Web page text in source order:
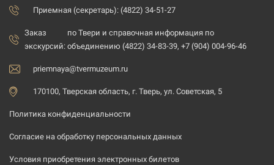
Приемная (секретарь): (4822) 34-51-27
Заказ
экскурсий:
по Твери и справочная информация по
объединению (4822) 34-83-39, +7 (904) 004-96-46
priemnaya@tvermuzeum.ru
170100, Тверская область, г. Тверь, ул. Советская, 5
Политика конфиденциальности
Согласие на обработку персональных данных
Условия приобретения электронных билетов